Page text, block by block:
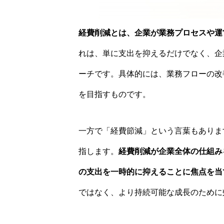
経費削減とは、企業が業務プロセスや
れは、単に支出を抑えるだけでなく、
ーチです。具体的には、業務フローの
を目指すものです。
一方で「経費節減」という言葉もあり
指します。 経費削減が企業全体の仕組
の支出を一時的に抑えることに焦点を
ではなく、より持続可能な成長のため